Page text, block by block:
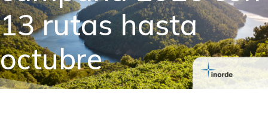
13 rutas hasta
octubre